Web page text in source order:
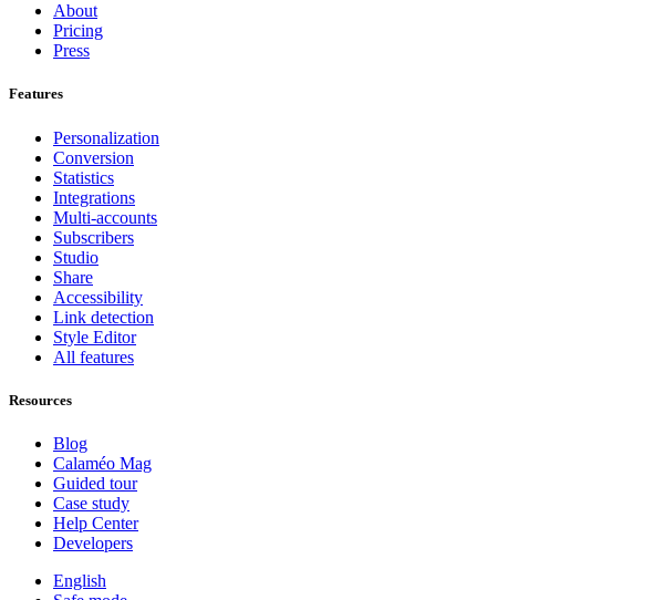
About
Pricing
Press
Features
Personalization
Conversion
Statistics
Integrations
Multi-accounts
Subscribers
Studio
Share
Accessibility
Link detection
Style Editor
All features
Resources
Blog
Calaméo Mag
Guided tour
Case study
Help Center
Developers
English